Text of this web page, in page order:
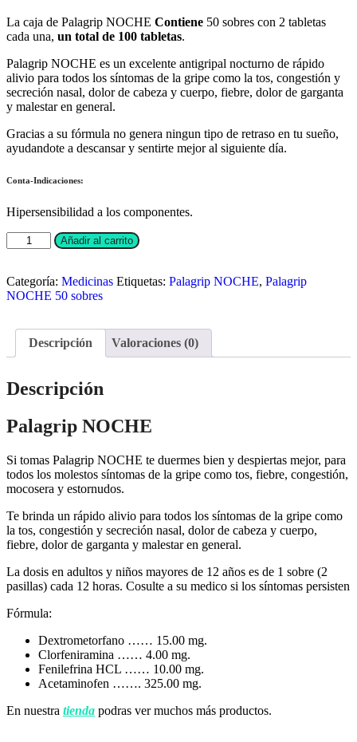
La caja de Palagrip NOCHE Contiene 50 sobres con 2 tabletas
cada una, un total de 100 tabletas.
Palagrip NOCHE es un excelente antigripal nocturno de rápido
alivio para todos los síntomas de la gripe como la tos, congestión y
secreción nasal, dolor de cabeza y cuerpo, fiebre, dolor de garganta
y malestar en general.
Gracias a su fórmula no genera ningun tipo de retraso en tu sueño,
ayudandote a descansar y sentirte mejor al siguiente día.
Conta-Indicaciones:
Hipersensibilidad a los componentes.
Palagrip
NOCHE
Añadir al carrito
Categoría: Medicinas Etiquetas: Palagrip NOCHE, Palagrip
NOCHE 50 sobres
Descripción Valoraciones (0)
Descripción
Palagrip NOCHE
Si tomas Palagrip NOCHE te duermes bien y despiertas mejor, para
todos los molestos síntomas de la gripe como tos, fiebre, congestión,
mocosera y estornudos.
Te brinda un rápido alivio para todos los síntomas de la gripe como
la tos, congestión y secreción nasal, dolor de cabeza y cuerpo,
fiebre, dolor de garganta y malestar en general.
La dosis en adultos y niños mayores de 12 años es de 1 sobre (2
pasillas) cada 12 horas. Cosulte a su medico si los síntomas persisten
Fórmula:
Dextrometorfano …… 15.00 mg.
Clorfeniramina …… 4.00 mg.
Fenilefrina HCL …… 10.00 mg.
Acetaminofen ……. 325.00 mg.
En nuestra tienda podras ver muchos más productos.